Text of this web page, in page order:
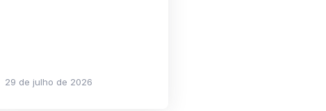
29 de julho de 2026